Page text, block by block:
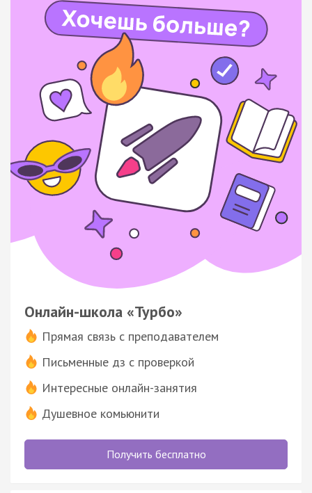
Онлайн-школа «Турбо»
Прямая связь с преподавателем
Письменные дз с проверкой
Интересные онлайн-занятия
Душевное комьюнити
Получить бесплатно